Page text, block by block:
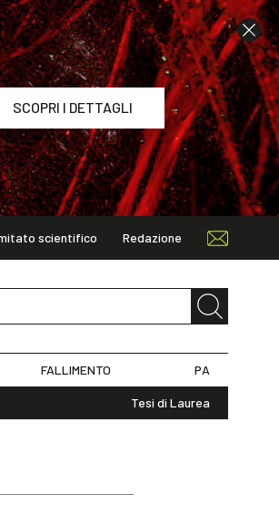
SCOPRI I DETTAGLI
scientifico Redazione
FALLIMENTO PA
Tesi di Laurea